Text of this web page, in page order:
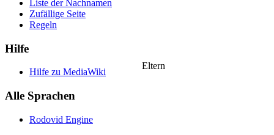
Eltern
Liste der Nachnamen
Zufällige Seite
Regeln
Hilfe
Hilfe zu MediaWiki
Alle Sprachen
Rodovid Engine